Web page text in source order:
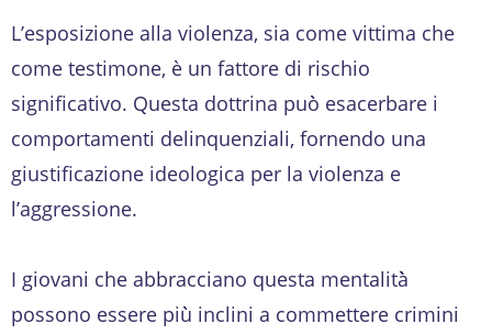
L’esposizione alla violenza, sia come vittima che
come testimone, è un fattore di rischio
significativo. Questa dottrina può̀ esacerbare i
comportamenti delinquenziali, fornendo una
giustificazione ideologica per la violenza e
l’aggressione.
I giovani che abbracciano questa mentalità̀
possono essere più̀ inclini a commettere crimini